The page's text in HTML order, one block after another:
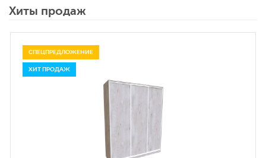
Хиты продаж
СПЕЦПРЕДЛОЖЕНИЕ
ХИТ ПРОДАЖ